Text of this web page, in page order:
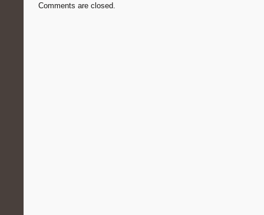
Comments are closed.